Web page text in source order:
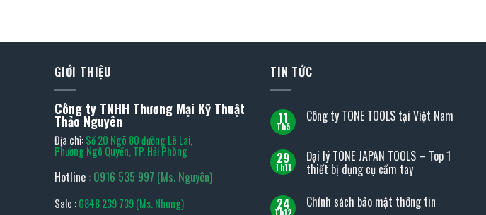
GIỚI THIỆU
Công ty TNHH Thương Mại Kỹ Thuật
Thảo Nguyên
Địa chỉ:Số 20 Ngõ 80 đường Lê Lai,
Phường Ngô Quyền, TP. Hải Phòng
Hotline : 0916 535 997 (Ms. Nguyên)
Sale :0848 239 739 (Ms. Nhung)
TIN TỨC
11
Th5
Công ty TONE TOOLS tại Việt Nam
bình
luận
ở
Công
TOOLS
29
Th11
Đại lý TONE JAPAN TOOLS – Top 1
thiết bị dụng cụ cầm tay
bình
24 Chính sách bảo mật thông tin